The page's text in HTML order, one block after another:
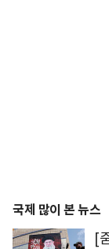
국제 많이 본 뉴스
[